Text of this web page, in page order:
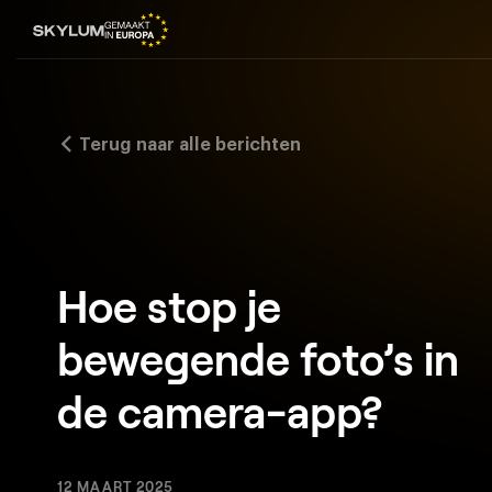
Terug naar alle berichten
Hoe stop je
bewegende foto’s in
de camera-app?
12 MAART 2025